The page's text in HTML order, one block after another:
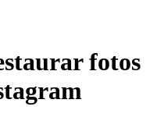
fotos